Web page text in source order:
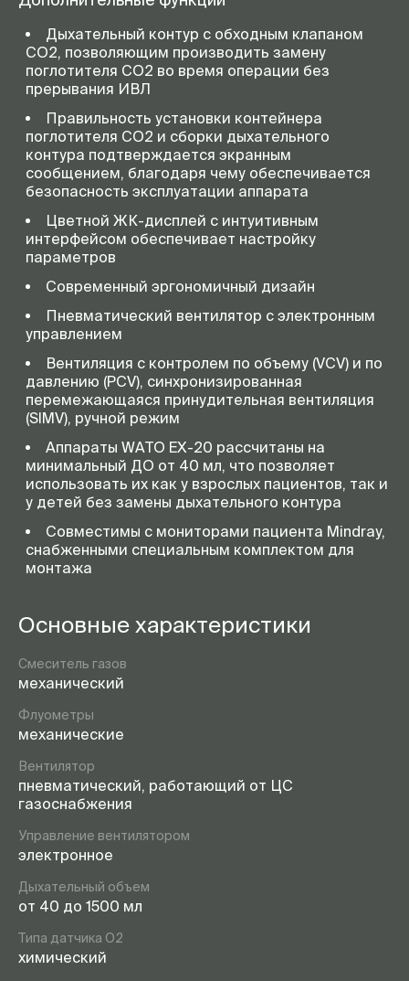
Дыхательный контур с обходным клапаном
CO2, позволяющим производить замену
поглотителя CO2 во время операции без
прерывания ИВЛ
Правильность установки контейнера
поглотителя CO2 и сборки дыхательного
контура подтверждается экранным
сообщением, благодаря чему обеспечивается
безопасность эксплуатации аппарата
Цветной ЖК-дисплей с интуитивным
интерфейсом обеспечивает настройку
параметров
Современный эргономичный дизайн
Пневматический вентилятор с электронным
управлением
Вентиляция с контролем по объему (VCV) и по
давлению (PCV), синхронизированная
перемежающаяся принудительная вентиляция
(SIMV), ручной режим
Аппараты WATO EX-20 рассчитаны на
минимальный ДО от 40 мл, что позволяет
использовать их как у взрослых пациентов, так и
у детей без замены дыхательного контура
Совместимы с мониторами пациента Mindray,
снабженными специальным комплектом для
монтажа
Основные характеристики
Смеситель газов
механический
Флуометры
механические
Вентилятор
пневматический, работающий от ЦС
газоснабжения
Управление вентилятором
электронное
Дыхательный объем
от 40 до 1500 мл
Типа датчика O2
химический